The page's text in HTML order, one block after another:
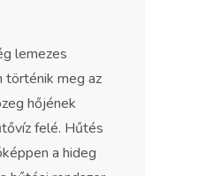
lemezes
történik meg az
hőjének
felé. Hűtés
a hideg